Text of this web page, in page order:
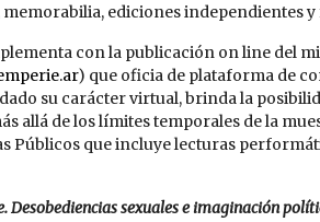
ediciones independientes
con la publicación on line del
) que oficia de plataforma de
su carácter virtual, brinda la
allá de los límites temporales de la
Públicos que incluye lecturas
Desobediencias sexuales e imaginación